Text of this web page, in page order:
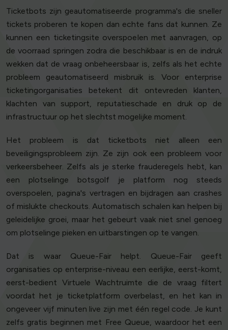
Ticketbots zijn geautomatiseerde programma's die sneller
tickets proberen te kopen dan echte fans dat kunnen. Ze
kunnen een ticketingsite overspoelen met aanvragen, op
de voorraad springen zodra die beschikbaar is en de indruk
wekken dat de vraag onbeheersbaar is, zelfs als het echte
probleem geautomatiseerd misbruik is. Voor enterprise
ticketingorganisaties betekent dit ontevreden klanten,
klachten van support, reputatieschade en druk op de
infrastructuur op het slechtst mogelijke moment.
Het probleem is dat ticketbots niet alleen een
beveiligingsprobleem zijn. Ze zijn ook een probleem voor
verkeersbeheer. Zelfs als je sterke frauderegels hebt, kan
een plotselinge botsgolf je platform nog steeds
overspoelen, pagina's vertragen en bijdragen aan crashes
of mislukte checkouts. Automatisch schalen kan helpen bij
geleidelijke groei, maar het gebeurt vaak niet snel genoeg
om plotselinge pieken en uitbarstingen op te vangen.
Dat is waar Queue-Fair helpt. Queue-Fair geeft
organisaties op enterprise-niveau een eerlijke, eerst-komt,
eerst-bedient Virtuele Wachtruimte die de vraag filtert
voordat het je ticketplatform overbelast, en het kan in
ongeveer vijf minuten live zijn met één regel code. Je kunt
zelfs gratis beginnen met Free Queue, waardoor het een